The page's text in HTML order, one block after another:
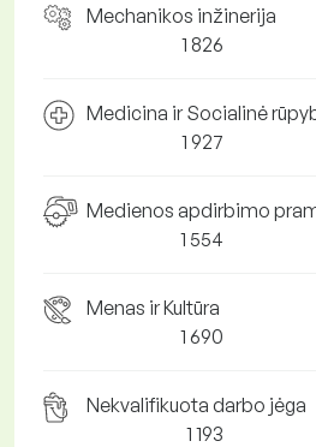
Mechanikos inžinerija
1 826
Medicina ir Socialinė
1 927
Medienos apdirbimo
1 554
Menas ir Kultūra
1 690
Nekvalifikuota darbo jėga
1 193